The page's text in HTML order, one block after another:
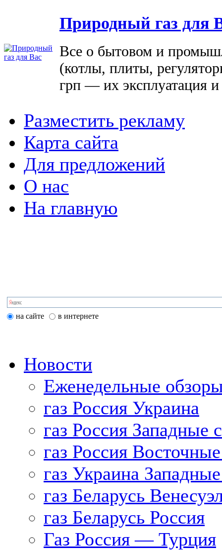
Природный газ для
Все о бытовом и
(котлы, плиты,
грп — их эксплуатация
Разместить рекламу
Карта сайта
Для предложений
О нас
На главную
на сайте в интернете
Новости
Еженедельные
газ Россия Украина
газ Россия Западные
газ Россия
газ Украина
газ Беларусь
газ Беларусь Россия
Газ Россия — Турция